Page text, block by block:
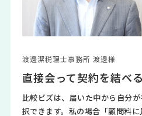
渡邊潔税理士事務所 渡邊様
直接会って契約を結べ
比較ビズは、届いた中から自分
択できます。私の場合「顧問料